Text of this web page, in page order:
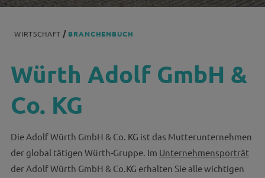
WIRTSCHAFT BRANCHENBUCH
Würth Adolf GmbH &
Co. KG
Die Adolf Würth GmbH & Co. KG ist das Mutterunternehmen
der global tätigen Würth-Gruppe. Im Unternehmensporträt
der Adolf Würth GmbH & Co.KG erhalten Sie alle wichtigen